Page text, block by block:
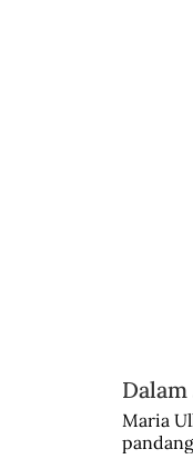
Maria